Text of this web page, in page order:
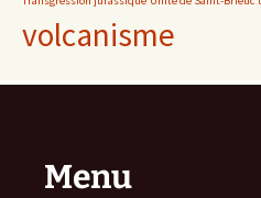
volcanisme
Menu